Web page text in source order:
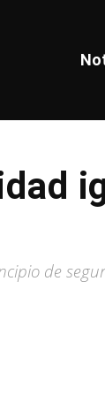
de